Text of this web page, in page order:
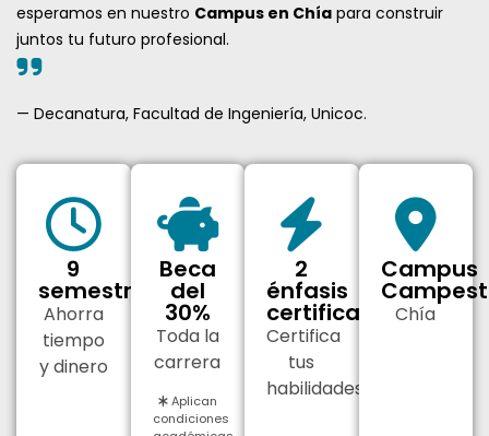
esperamos en nuestro Campus en Chía para construir
juntos tu futuro profesional.
— Decanatura, Facultad de Ingeniería, Unicoc.
9
semestres
Ahorra
tiempo
y dinero
Beca
del
30%
Toda la
carrera
Aplican
condiciones
2
énfasis
certificables
Certifica
tus
habilidades
Campus
Chía